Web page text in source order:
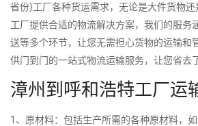
省份}工厂各种货运需求，无论是大件货物
工厂提供合适的物流解决方案，我们的服务
送等多个环节，让您无需担心货物的运输和
供门到门的一站式物流运输服务，让您省去
漳州到呼和浩特工厂运
1、原材料：包括生产所需的各种原材料，如